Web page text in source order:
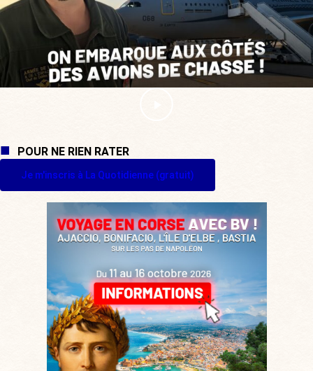
POUR NE RIEN RATER
Je m'inscris à La Quotidienne (gratuit)